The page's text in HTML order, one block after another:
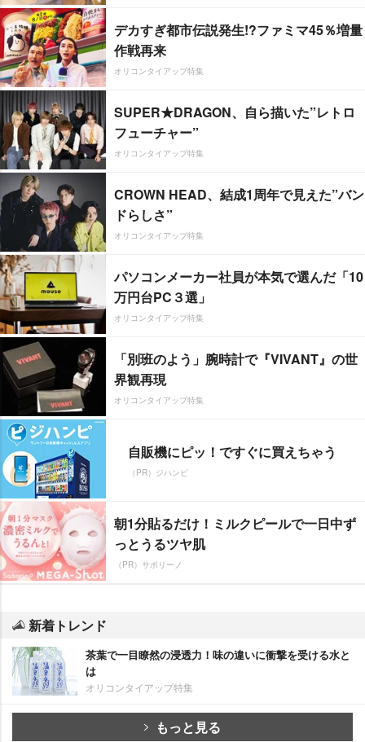
デカすぎ都市伝説発生!?ファミマ45％増量
作戦再来
オリコンタイアップ特集
SUPER★DRAGON、自ら描いた”レトロ
フューチャー”
オリコンタイアップ特集
CROWN HEAD、結成1周年で見えた”バン
ドらしさ”
オリコンタイアップ特集
パソコンメーカー社員が本気で選んだ「10
万円台PC３選」
オリコンタイアップ特集
「別班のよう」腕時計で『VIVANT』の世
界観再現
オリコンタイアップ特集
自販機にピッ！ですぐに買えちゃう
（PR）ジハンピ
朝1分貼るだけ！ミルクピールで一日中ず
っとうるツヤ肌
（PR）サボリーノ
新着トレンド
茶葉で一目瞭然の浸透力！味の違いに衝撃を受ける水と
は
オリコンタイアップ特集
もっと見る